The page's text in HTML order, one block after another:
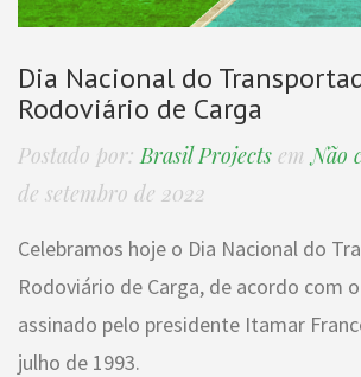
Dia Nacional do
Rodoviário de Carga
Postado por: Brasil Projects em Não
de setembro de 2022
Celebramos hoje o Dia Nacional do
Rodoviário de Carga, de acordo com
assinado pelo presidente Itamar
julho de 1993.